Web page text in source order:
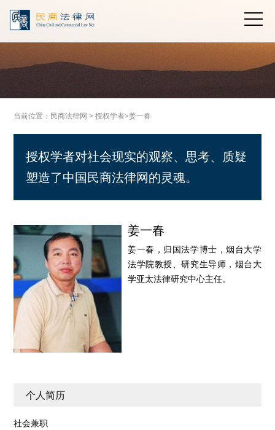
当前位置： 民商法律网 >授权学者>姜一春
授权学者对社会现实的观察、思考、质疑
塑造了中国民商法律网的灵魂。
姜一春
姜一春，归国法学博士，烟台大学
法学院教授、研究生导师，烟台大
学亚太法律研究中心主任。
个人简历
社会兼职